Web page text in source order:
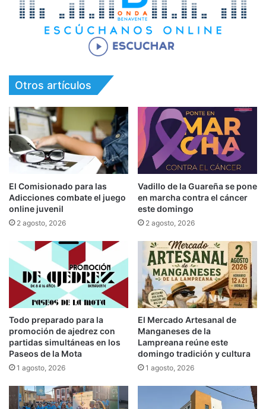
Otros artículos
El Comisionado para las
Adicciones combate el juego
online juvenil
2 agosto, 2026
Vadillo de la Guareña se pone
en marcha contra el cáncer
este domingo
2 agosto, 2026
Todo preparado para la
promoción de ajedrez con
partidas simultáneas en los
Paseos de la Mota
1 agosto, 2026
El Mercado Artesanal de
Manganeses de la
Lampreana reúne este
domingo tradición y cultura
1 agosto, 2026